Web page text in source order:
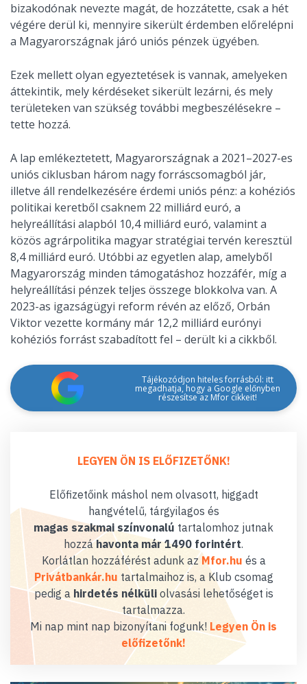
bizakodónak nevezte magát, de hozzátette, csak a hét
végére derül ki, mennyire sikerült érdemben előrelépni
a Magyarországnak járó uniós pénzek ügyében.
Ezek mellett olyan egyeztetések is vannak, amelyeken
áttekintik, mely kérdéseket sikerült lezárni, és mely
területeken van szükség további megbeszélésekre –
tette hozzá.
A lap emlékeztetett, Magyarországnak a 2021–2027-es
uniós ciklusban három nagy forráscsomagból jár,
illetve áll rendelkezésére érdemi uniós pénz: a kohéziós
politikai keretből csaknem 22 milliárd euró, a
helyreállítási alapból 10,4 milliárd euró, valamint a
közös agrárpolitika magyar stratégiai tervén keresztül
8,4 milliárd euró. Utóbbi az egyetlen alap, amelyből
Magyarország minden támogatáshoz hozzáfér, míg a
helyreállítási pénzek teljes összege blokkolva van. A
2023-as igazságügyi reform révén az előző, Orbán
Viktor vezette kormány már 12,2 milliárd eurónyi
kohéziós forrást szabadított fel – derült ki a cikkből.
Tájékozódjon hiteles forrásból: itt
megadhatja, hogy a Google előnyben
részesítse az Mfor cikkeit!
LEGYEN ÖN IS ELŐFIZETŐNK!
Előfizetőink máshol nem olvasott, higgadt
hangvételű, tárgyilagos és
magas szakmai színvonalú tartalomhoz jutnak
hozzáhavonta már 1490 forintért.
Korlátlan hozzáférést adunk az Mfor.hu és a
Privátbankár.hu tartalmaihoz is, a Klub csomag
pedig a hirdetés nélküliolvasási lehetőséget is
tartalmazza.
Mi nap mint nap bizonyítani fogunk! Legyen Ön is
előfizetőnk!